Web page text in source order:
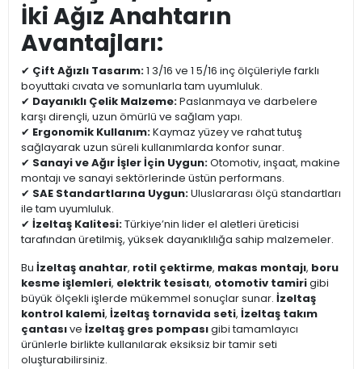
İki Ağız Anahtarın
Avantajları:
✔ Çift Ağızlı Tasarım:1 3/16 ve 1 5/16 inç ölçüleriyle farklı
boyuttaki cıvata ve somunlarla tam uyumluluk.
✔ Dayanıklı Çelik Malzeme:Paslanmaya ve darbelere
karşı dirençli, uzun ömürlü ve sağlam yapı.
✔ Ergonomik Kullanım:Kaymaz yüzey ve rahat tutuş
sağlayarak uzun süreli kullanımlarda konfor sunar.
✔ Sanayi ve Ağır İşler İçin Uygun:Otomotiv, inşaat, makine
montajı ve sanayi sektörlerinde üstün performans.
✔ SAE Standartlarına Uygun:Uluslararası ölçü standartları
ile tam uyumluluk.
✔ İzeltaş Kalitesi:Türkiye’nin lider el aletleri üreticisi
tarafından üretilmiş, yüksek dayanıklılığa sahip malzemeler.
Bu İzeltaş anahtar, rotil çektirme, makas montajı, boru
kesme işlemleri, elektrik tesisatı, otomotiv tamirigibi
büyük ölçekli işlerde mükemmel sonuçlar sunar. İzeltaş
kontrol kalemi, İzeltaş tornavida seti, İzeltaş takım
çantasıve İzeltaş gres pompasıgibi tamamlayıcı
ürünlerle birlikte kullanılarak eksiksiz bir tamir seti
oluşturabilirsiniz.